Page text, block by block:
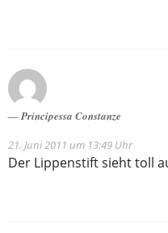
Principessa Constanze
21. Juni 2011 um 13:49 Uhr
Der Lippenstift sieht toll